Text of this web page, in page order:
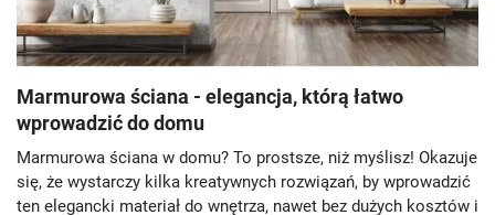
Marmurowa ściana - elegancja, którą łatwo
wprowadzić do domu
Marmurowa ściana w domu? To prostsze, niż myślisz! Okazuje
się, że wystarczy kilka kreatywnych rozwiązań, by wprowadzić
ten elegancki materiał do wnętrza, nawet bez dużych kosztów i